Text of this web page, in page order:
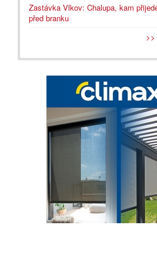
Zastávka Vlkov: Chalupa, kam
před branku